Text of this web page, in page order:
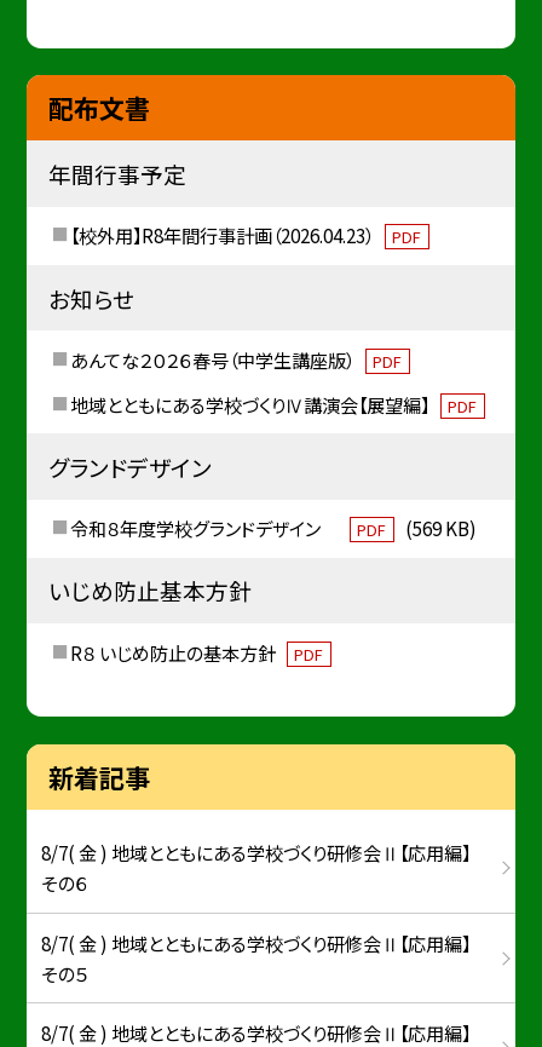
配布文書
年間行事予定
【校外用】R8年間行事計画（2026.04.23） PDF
お知らせ
あんてな２０２６春号（中学生講座版） PDF
地域とともにある学校づくりⅣ講演会【展望編】 PDF
グランドデザイン
令和８年度学校グランドデザイン PDF (569 KB)
いじめ防止基本方針
R８ いじめ防止の基本方針 PDF
新着記事
8/7( 金 ) 地域とともにある学校づくり研修会Ⅱ【応用編】
その６
8/7( 金 ) 地域とともにある学校づくり研修会Ⅱ【応用編】
その５
8/7( 金 ) 地域とともにある学校づくり研修会Ⅱ【応用編】